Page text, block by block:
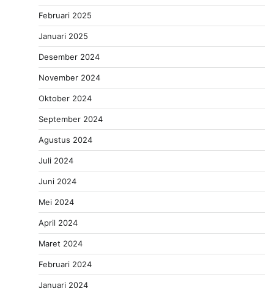
Februari 2025
Januari 2025
Desember 2024
November 2024
Oktober 2024
September 2024
Agustus 2024
Juli 2024
Juni 2024
Mei 2024
April 2024
Maret 2024
Februari 2024
Januari 2024